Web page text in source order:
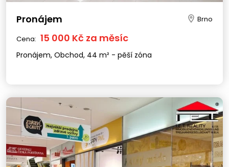
Pronájem Brno
Cena: 15 000 Kč za měsíc
Pronájem, Obchod, 44 m² - pěší zóna